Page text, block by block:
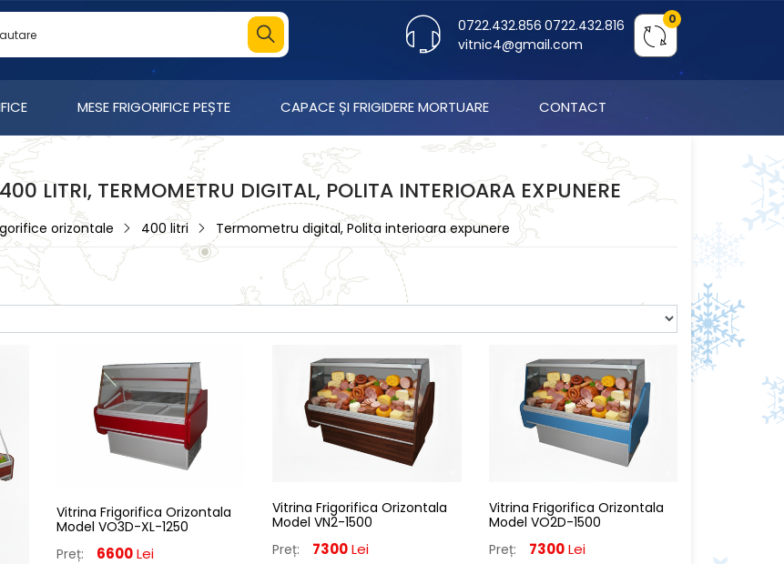
0
0722.432.856 0722.432.816
vitnic4@gmail.com
MESE FRIGORIFICE PEȘTE CAPACE ȘI FRIGIDERE MORTUARE CONTACT
LITRI, TERMOMETRU DIGITAL, POLITA INTERIOARA EXPUNERE
orizontale 400 litri Termometru digital, Polita interioara expunere
Vitrina Frigorifica Orizontala
Model VO3D-XL-1250
Preț:
6600 Lei
Vitrina Frigorifica Orizontala
Model VN2-1500
Preț:
7300Lei
Vitrina Frigorifica Orizontala
Model VO2D-1500
Preț:
7300 Lei